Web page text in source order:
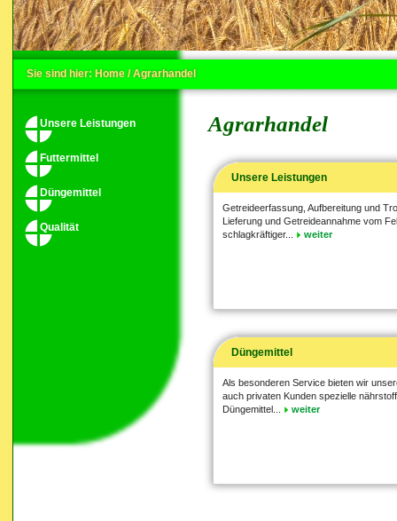
Unsere Leistungen
Futtermittel
Düngemittel
Qualität
Sie sind hier: Home /Agrarhandel
Agrarhandel
Unsere Leistungen
Getreideerfassung, Aufbereitung und
Lieferung und Getreideannahme vom
schlagkräftiger...
weiter
Düngemittel
Als besonderen Service bieten wir
auch privaten Kunden spezielle
Düngemittel...
weiter